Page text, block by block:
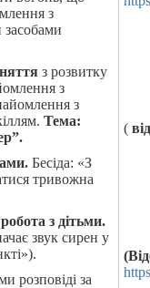
з
з розвитку
з
з
Тема:
Бесіда: «З
тривожна
з дітьми.
звук сирен у
розповіді за
(